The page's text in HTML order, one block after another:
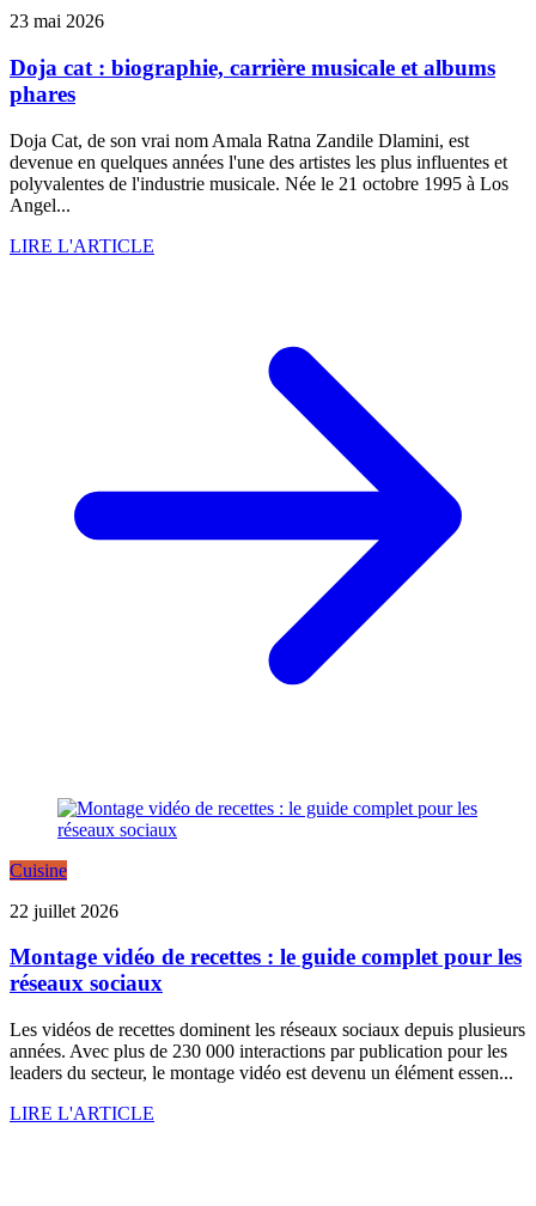
23 mai 2026
Doja cat : biographie, carrière musicale et albums
phares
Doja Cat, de son vrai nom Amala Ratna Zandile Dlamini, est
devenue en quelques années l'une des artistes les plus influentes et
polyvalentes de l'industrie musicale. Née le 21 octobre 1995 à Los
Angel...
LIRE L'ARTICLE
Cuisine
22 juillet 2026
Montage vidéo de recettes : le guide complet pour les
réseaux sociaux
Les vidéos de recettes dominent les réseaux sociaux depuis plusieurs
années. Avec plus de 230 000 interactions par publication pour les
leaders du secteur, le montage vidéo est devenu un élément essen...
LIRE L'ARTICLE